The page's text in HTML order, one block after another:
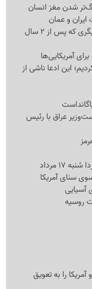
شدن مغز انسان
ایران و عمان
وداع اهالی سینما با مریم همتیان؛ بازیگری که پس از 2 سال
آمریکایی‌ها
این ادعا ناشی از
عراق با رئیس
مرداد
سنای آمریکا
آسیایی
روسیه
را به تعویق